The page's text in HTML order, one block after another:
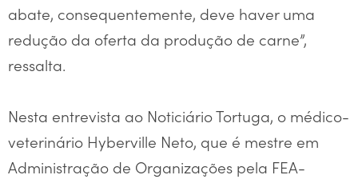
abate, consequentemente, deve haver uma
redução da oferta da produção de carne”,
ressalta.
Nesta entrevista ao Noticiário Tortuga, o médico-
veterinário Hyberville Neto, que é mestre em
Administração de Organizações pela FEA-